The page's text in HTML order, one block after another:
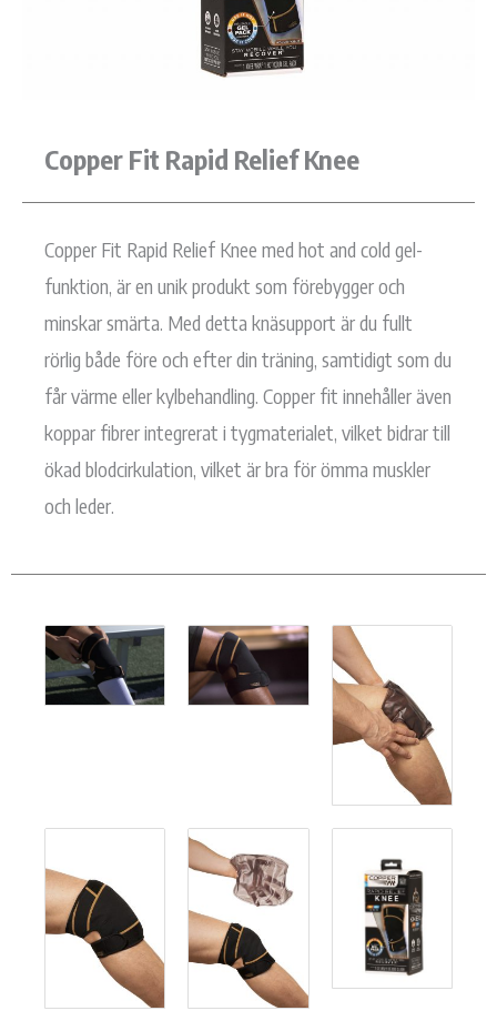
Copper Fit Rapid Relief Knee
Copper Fit Rapid Relief Knee med hot and cold gel-
funktion, är en unik produkt som förebygger och
minskar smärta. Med detta knäsupport är du fullt
rörlig både före och efter din träning, samtidigt som du
får värme eller kylbehandling. Copper fit innehåller även
koppar fibrer integrerat i tygmaterialet, vilket bidrar till
ökad blodcirkulation, vilket är bra för ömma muskler
och leder.